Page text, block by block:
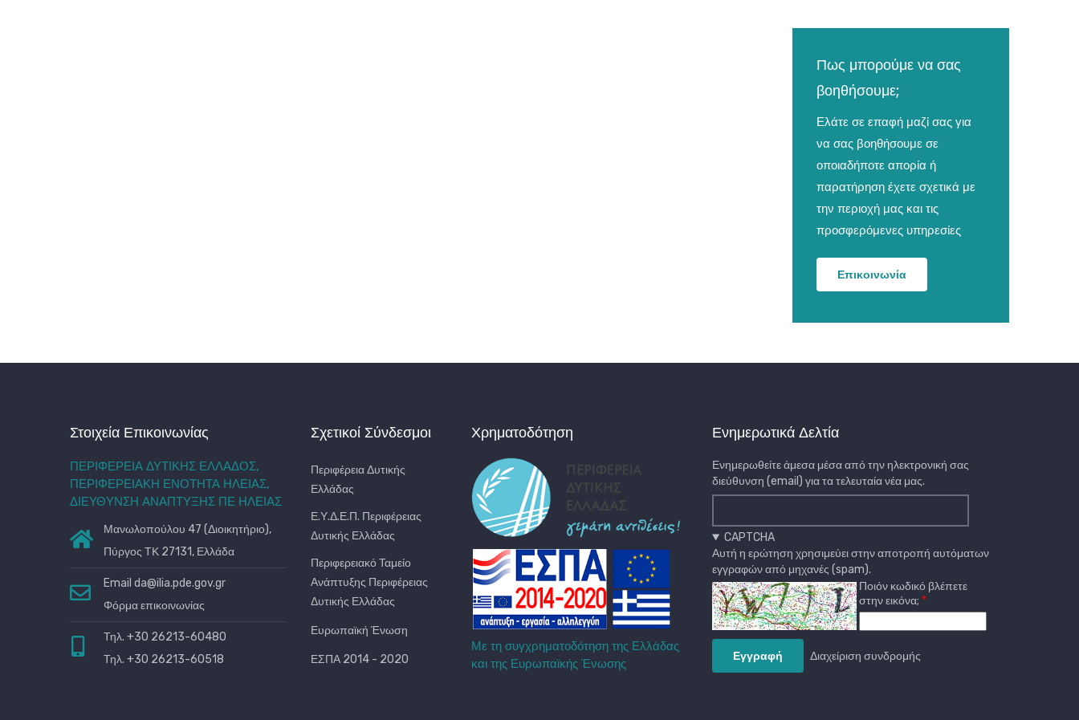
Πως μπορούμε να σας
βοηθήσουμε;
Ελάτε σε επαφή μαζί σας για
να σας βοηθήσουμε σε
οποιαδήποτε απορία ή
παρατήρηση έχετε σχετικά με
την περιοχή μας και τις
προσφερόμενες υπηρεσίες
Επικοινωνία
Στοιχεία Επικοινωνίας
ΠΕΡΙΦΕΡΕΙΑ ΔΥΤΙΚΗΣ ΕΛΛΑΔΟΣ,
ΠΕΡΙΦΕΡΕΙΑΚΗ ΕΝΟΤΗΤΑ ΗΛΕΙΑΣ,
ΔΙΕΥΘΥΝΣΗ ΑΝΑΠΤΥΞΗΣ ΠΕ ΗΛΕΙΑΣ
Μανωλοπούλου 47 (Διοικητήριο),
Πύργος ΤΚ 27131, Ελλάδα
Email da@ilia.pde.gov.gr
Φόρμα επικοινωνίας
Τηλ. +30 26213-60480
Τηλ. +30 26213-60518
Σχετικοί Σύνδεσμοι
Περιφέρεια Δυτικής
Ελλάδας
Ε.Υ.Δ.Ε.Π. Περιφέρειας
Δυτικής Ελλάδας
Περιφερειακό Ταμείο
Ανάπτυξης Περιφέρειας
Δυτικής Ελλάδας
Ευρωπαϊκή Ένωση
ΕΣΠΑ 2014 - 2020
Χρηματοδότηση
Με τη συγχρηματοδότηση της Ελλάδας
και της Ευρωπαϊκής Ένωσης
Ενημερωτικά Δελτία
Ενημερωθείτε άμεσα μέσα από την ηλεκτρονική σας
διεύθυνση (email) για τα τελευταία νέα μας.
CAPTCHA
Αυτή η ερώτηση χρησιμεύει στην αποτροπή αυτόματων
εγγραφών από μηχανές (spam).
Ποιόν κωδικό βλέπετε
στην εικόνα;
Διαχείριση συνδρομής